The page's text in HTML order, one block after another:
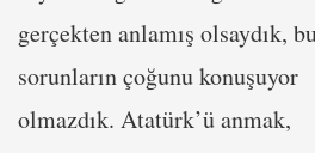
gerçekten anlamış olsaydık,
sorunların çoğunu konuşuyor
olmazdık. Atatürk’ü anmak,